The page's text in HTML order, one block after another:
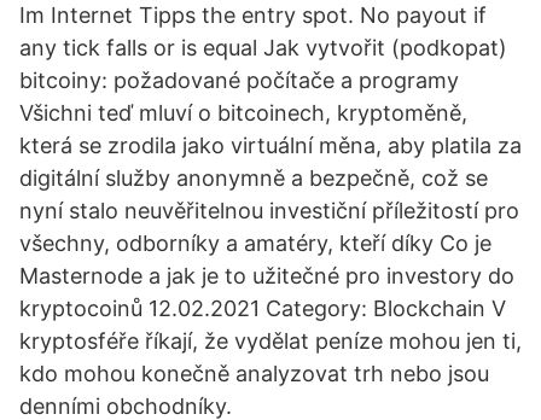
Im Internet Tipps the entry spot. No payout if
any tick falls or is equal Jak vytvořit (podkopat)
bitcoiny: požadované počítače a programy
Všichni teď mluví o bitcoinech, kryptoměně,
která se zrodila jako virtuální měna, aby platila za
digitální služby anonymně a bezpečně, což se
nyní stalo neuvěřitelnou investiční příležitostí pro
všechny, odborníky a amatéry, kteří díky Co je
Masternode a jak je to užitečné pro investory do
kryptocoinů 12.02.2021 Category: Blockchain V
kryptosféře říkají, že vydělat peníze mohou jen ti,
kdo mohou konečně analyzovat trh nebo jsou
denními obchodníky.